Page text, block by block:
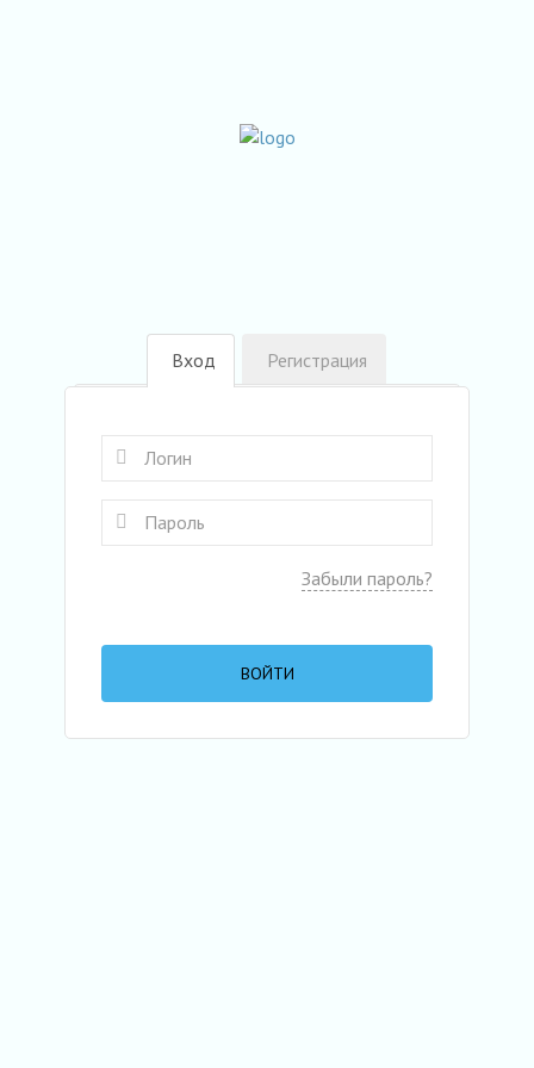
Вход Регистрация
Забыли пароль?
ВОЙТИ